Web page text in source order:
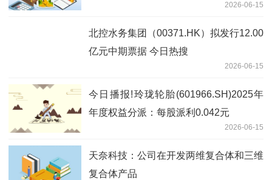
2026-06-15
北控水务集团（00371.HK）拟发行12.00
亿元中期票据 今日热搜
2026-06-15
今日播报!玲珑轮胎(601966.SH)2025年
年度权益分派：每股派利0.042元
2026-06-15
天奈科技：公司在开发两维复合体和三维
复合体产品